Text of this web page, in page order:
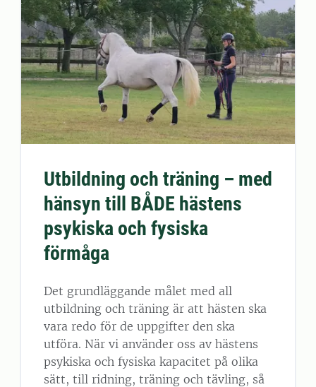
Utbildning och träning – med
hänsyn till BÅDE hästens
psykiska och fysiska
förmåga
Det grundläggande målet med all
utbildning och träning är att hästen ska
vara redo för de uppgifter den ska
utföra. När vi använder oss av hästens
psykiska och fysiska kapacitet på olika
sätt, till ridning, träning och tävling, så